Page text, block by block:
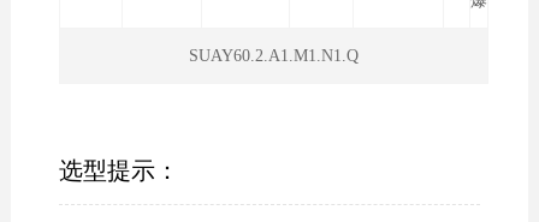
SUAY60.2.A1.M1.N1.Q
选型提示：